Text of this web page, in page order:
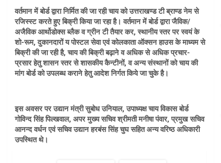
वर्तमान में बोर्ड द्वारा निर्मित की जा रही चाय को उत्तराखण्ड टी ब्राण्ड नेम से
रजिस्स्ट करते हुए बिक्री किया जा रहा है। वर्तमान में बोर्ड द्वारा जैविक/
अजैविक आर्थोडोक्स ब्लैक व ग्रीन टी तैयार कर, स्थानीय स्तर पर स्वयं के
शो-रूम, दुकानदारों य पोस्टल सेवा एवं कोलकाता ऑक्सन हाउस के माध्यम से
बिक्री की जा रही है, चाय की बिक्री बढ़ाने व अधिक से अधिक प्रचार-
प्रसार हेतु शासन स्तर से शासकीय कैन्टीनों, व अन्य संस्थानों को चाय की
मांग बोर्ड को उपलब्ध कराने हेतु आदेश निर्गत किये जा चुके है।
इस अवसर पर उद्यान मंत्री सुबोध उनियाल, उपाध्यक्ष चाय विकास बोर्ड
गोविन्द सिंह पिल्खवाल, अपर मुख्य सचिव श्रीमती मनीषा पंवार, प्रमुख सचिव
आनन्द वर्धन एवं सचिव उद्यान हरबंस सिंह चुघ सहित अन्य वरिष्ठ अधिकारी
उपस्थित थे।